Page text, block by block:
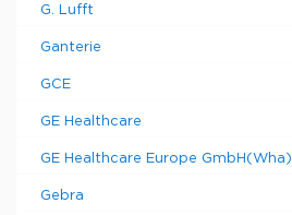
G. Lufft
Ganterie
GCE
GE Healthcare
GE Healthcare Europe GmbH(Wha)
Gebra